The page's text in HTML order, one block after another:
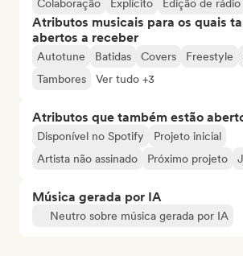
Colaboração Explícito Edição de rádio
Atributos musicais para os quais
abertos a receber
Autotune Batidas Covers Freestyle
Tambores
Ver tudo +3
Atributos que também estão
Disponível no Spotify
Projeto inicial
Artista não assinado
Próximo projeto
Música gerada por IA
Neutro sobre música gerada por IA